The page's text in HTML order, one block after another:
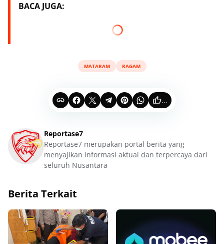
BACA JUGA:
MATARAM RAGAM
...
Reportase7
Reportase7 merupakan portal berita yang
menyajikan informasi aktual dan terpercaya dari
seluruh Nusantara
Berita Terkait